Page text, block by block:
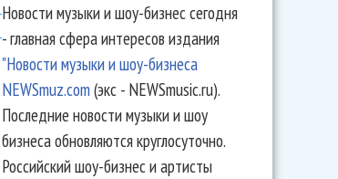
Новости музыки и шоу-бизнес сегодня
- главная сфера интересов издания
"Новости музыки и шоу-бизнеса
NEWSmuz.com(экс - NEWSmusic.ru).
Последние новости музыки и шоу
бизнеса обновляются круглосуточно.
Российский шоу-бизнес и артисты